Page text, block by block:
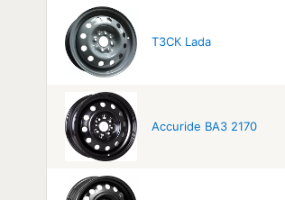
ТЗСК Lada
Accuride ВАЗ 2170